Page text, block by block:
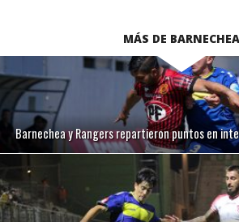
MÁS DE BARNECHEA
Barnechea y Rangers repartieron puntos en